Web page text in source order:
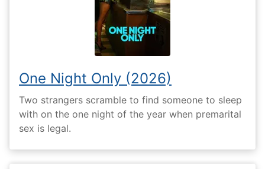
One Night Only (2026)
Two strangers scramble to find someone to sleep
with on the one night of the year when premarital
sex is legal.